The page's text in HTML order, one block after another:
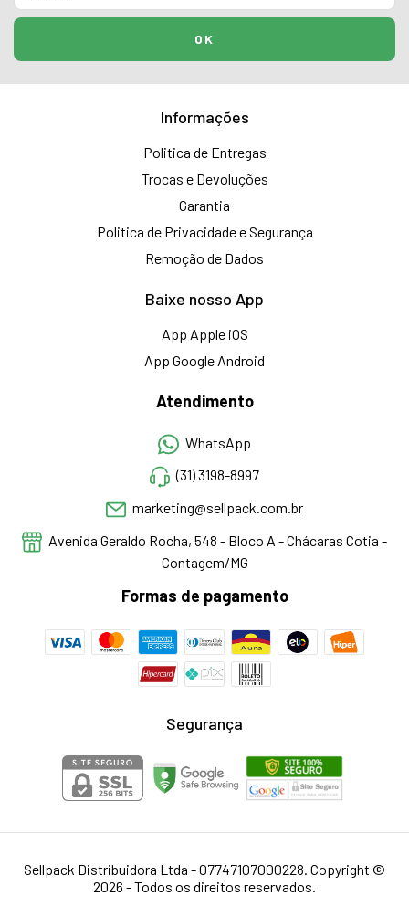
Informações
Politica de Entregas
Trocas e Devoluções
Garantia
Politica de Privacidade e Segurança
Remoção de Dados
Baixe nosso App
App Apple iOS
App Google Android
Atendimento
WhatsApp
(31) 3198-8997
marketing@sellpack.com.br
Avenida Geraldo Rocha, 548 - Bloco A - Chácaras Cotia -
Contagem/MG
Formas de pagamento
Segurança
Sellpack Distribuidora Ltda - 07747107000228. Copyright ©
2026 - Todos os direitos reservados.